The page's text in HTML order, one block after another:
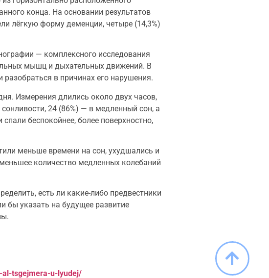
конца. На основании результатов
лёгкую форму деменции, четыре (14,3%)
— комплексного исследования
мышц и дыхательных движений. В
разобраться в причинах его нарушения.
Измерения длились около двух часов,
24 (86%) — в медленный сон, а
беспокойнее, более поверхностно,
меньше времени на сон, ухудшались и
количество медленных колебаний
есть ли какие-либо предвестники
бы указать на будущее развитие
tsgejmera-u-lyudej/